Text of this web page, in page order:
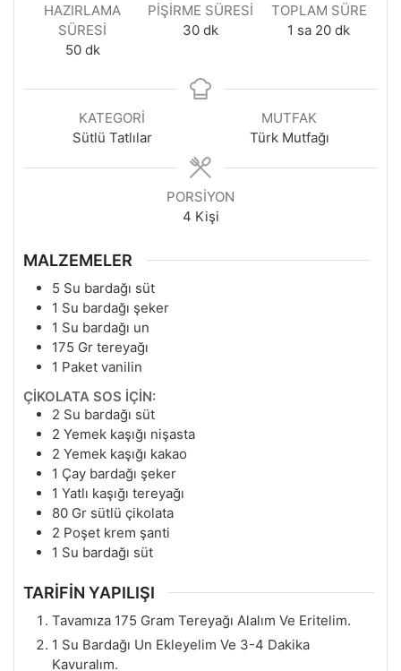
HAZIRLAMA
SÜRESI
50dakika
dk
PIŞIRME SÜRESI
30dakika
dk
TOPLAM SÜRE
1 saat
sa 20dakika
dk
KATEGORI
Sütlü Tatlılar
MUTFAK
Türk Mutfağı
PORSIYON
4 Kişi
MALZEMELER
5 Su bardağı süt
1 Su bardağı şeker
1 Su bardağı un
175 Gr tereyağı
1 Paket vanilin
ÇİKOLATA SOS İÇİN:
2 Su bardağı süt
2 Yemek kaşığı nişasta
2 Yemek kaşığı kakao
1 Çay bardağı şeker
1 Yatlı kaşığı tereyağı
80 Gr sütlü çikolata
2 Poşet krem şanti
1 Su bardağı süt
TARİFİN YAPILIŞI
Tavamıza 175 Gram Tereyağı Alalım Ve Eritelim.
1 Su Bardağı Un Ekleyelim Ve 3-4 Dakika
Kavuralım.